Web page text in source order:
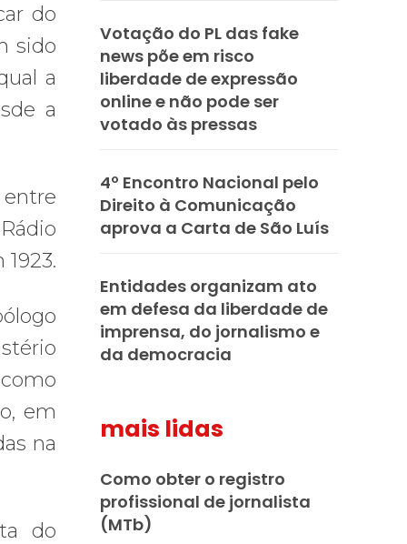
do
sido
a
a
entre
em
na
do
Votação do PL das fake
news põe em risco
liberdade de expressão
online e não pode ser
votado às pressas
4º Encontro Nacional pelo
Direito à Comunicação
aprova a Carta de São Luís
Entidades organizam ato
em defesa da liberdade de
imprensa, do jornalismo e
da democracia
mais lidas
Como obter o registro
profissional de jornalista
(MTb)